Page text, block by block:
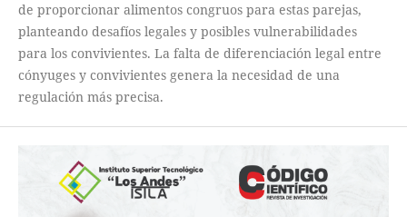
de proporcionar alimentos congruos para estas parejas,
planteando desafíos legales y posibles vulnerabilidades
para los convivientes. La falta de diferenciación legal entre
cónyuges y convivientes genera la necesidad de una
regulación más precisa.